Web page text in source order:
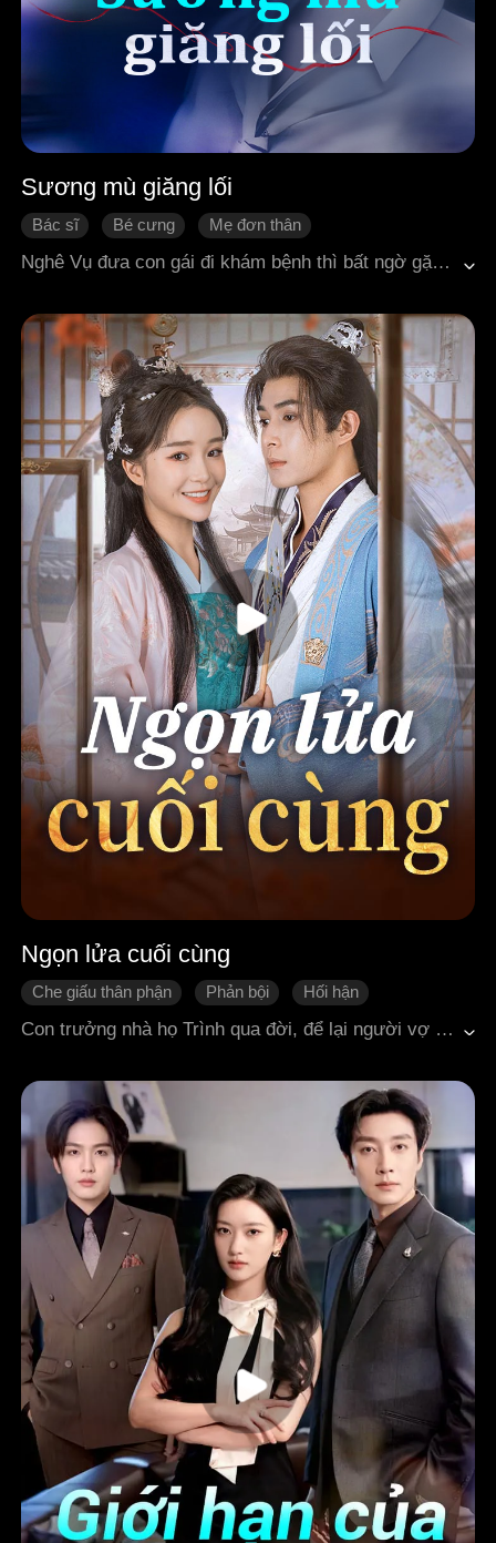
Sương mù giăng lối
Bác sĩ Bé cưng
Mẹ đơn thân
Gương vỡ lại lành
Ngôn tình hiện đại
Nghê Vụ đưa con gái đi khám bệnh thì bất ngờ gặp lại người yêu cũ Bùi Hoài Duật. Năm xưa, vì bị cháu gái của anh ép buộc, hai người chỉ có thể yêu nhau trong bí mật. Sau đó cô mang thai song sinh rồi rời đi, chỉ giữ lại một đứa con gái bên mình. Bảy năm sau gặp lại, từ cảm giác quen thuộc mơ hồ đến khi nhận ra thân phận thật sự của cô, Bùi Hoài Duật bắt đầu hành trình theo đuổi lại người xưa. Cuối cùng, tình cảm tưởng đã vỡ tan cũng được hàn gắn, hai người quay về bên nhau.
Ngọn lửa cuối cùng
Che giấu thân phận Phản bội
Hối hận
Hôn nhân
Ngôn tình cổ đại
Con trưởng nhà họ Trình qua đời, để lại người vợ cả vừa mới cưới. Cha mẹ sai con thứ Trình Chấp Lễ nhận trách nhiệm thờ cúng cho cả hai phòng. Dù vợ chồng Trình Chấp Lễ và Hòa Nghênh Tử không bằng lòng, nhưng cũng không thể cãi lời bề trên. Trong thời gian lo việc thờ cúng cho hai phòng, do bị chị dâu khích bác, Trình Chấp Lễ dần thay lòng đổi dạ. Sau nhiều lần bị tổn thương, Hòa Nghênh Tử quyết định viết giấy hòa ly, rời khỏi nhà họ Trình. Nhưng ngay ngày rời đi, nàng lại mất mạng trong biển lửa…